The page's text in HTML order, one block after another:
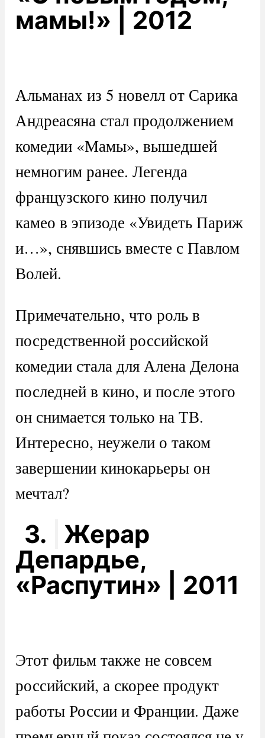
мамы!» | 2012
Альманах из 5 новелл от Сарика
Андреасяна стал продолжением
комедии «Мамы», вышедшей
немногим ранее. Легенда
французского кино получил
камео в эпизоде «Увидеть Париж
и…», снявшись вместе с Павлом
Волей.
Примечательно, что роль в
посредственной российской
комедии стала для Алена Делона
последней в кино, и после этого
он снимается только на ТВ.
Интересно, неужели о таком
завершении кинокарьеры он
мечтал?
3.
Жерар
Депардье,
«Распутин» | 2011
Этот фильм также не совсем
российский, а скорее продукт
работы России и Франции. Даже